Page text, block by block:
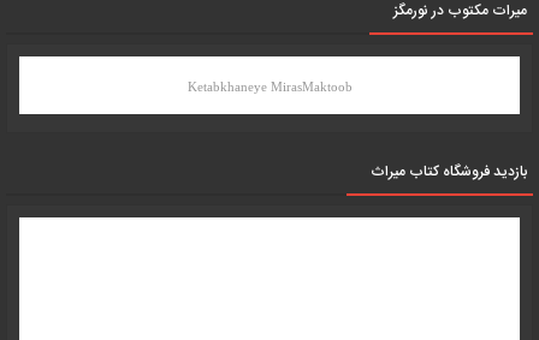
میرات مکتوب در نورمگز
Ketabkhaneye MirasMaktoob
بازدید فروشگاه کتاب میراث